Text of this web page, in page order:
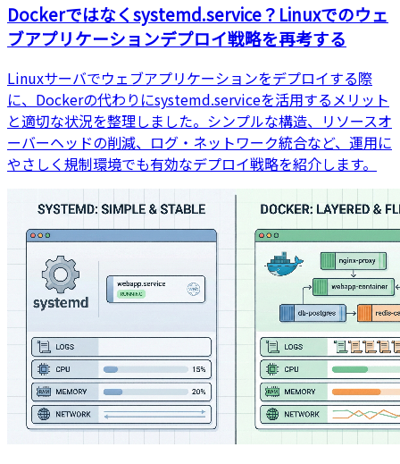
Dockerではなくsystemd.service？Linuxでのウェ
ブアプリケーションデプロイ戦略を再考する
Linuxサーバでウェブアプリケーションをデプロイする際
に、Dockerの代わりにsystemd.serviceを活用するメリット
と適切な状況を整理しました。シンプルな構造、リソースオ
ーバーヘッドの削減、ログ・ネットワーク統合など、運用に
やさしく規制環境でも有効なデプロイ戦略を紹介します。